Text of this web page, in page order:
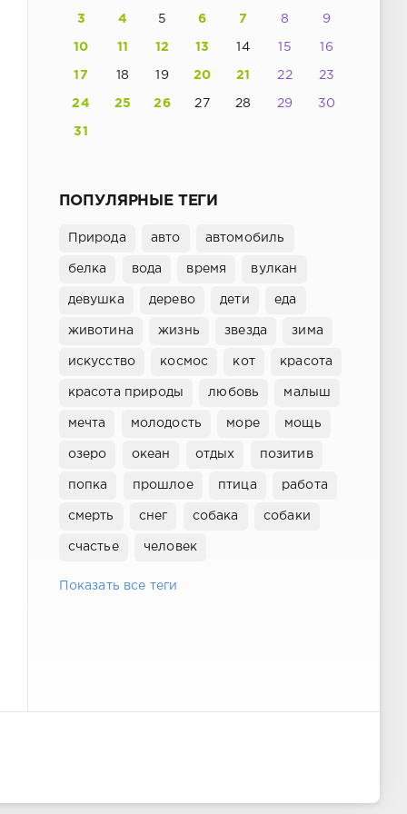
3 4 5 6 7 8 9
10 11 12 13 14 15 16
17 18 19 20 21 22 23
24 25 26 27 28 29 30
31
ПОПУЛЯРНЫЕ ТЕГИ
Природа авто автомобиль
белка вода время вулкан
девушка дерево дети еда
животина жизнь звезда зима
искусство космос кот красота
красота природы любовь малыш
мечта молодость море мощь
озеро океан отдых позитив
попка прошлое птица работа
смерть снег собака собаки
счастье человек
Показать все теги